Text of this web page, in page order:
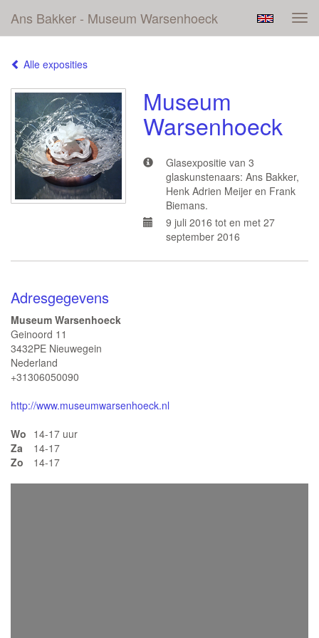
Ans Bakker - Museum Warsenhoeck
Alle exposities
Museum
Warsenhoeck
Glasexpositie van 3
glaskunstenaars: Ans Bakker,
Henk Adrien Meijer en Frank
Biemans.
9 juli 2016 tot en met 27
september 2016
Adresgegevens
Museum Warsenhoeck
Geinoord 11
3432PE Nieuwegein
Nederland
+31306050090
http://www.museumwarsenhoeck.nl
Wo 14-17 uur
Za
14-17
Zo
14-17